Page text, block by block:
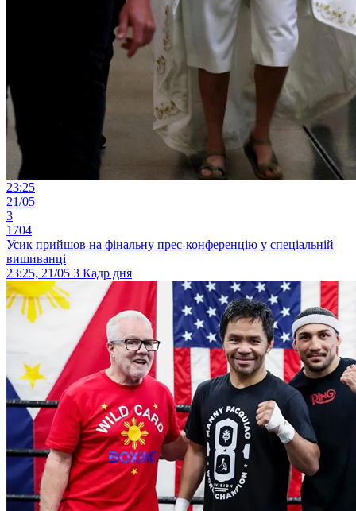
23:25
21/05
3
1704
Усик прийшов на фінальну прес-конференцію у спеціальній
вишиванці
23:25, 21/05 3 Кадр дня